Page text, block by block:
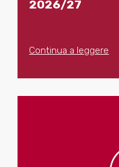
2026/27
Continua a leggere